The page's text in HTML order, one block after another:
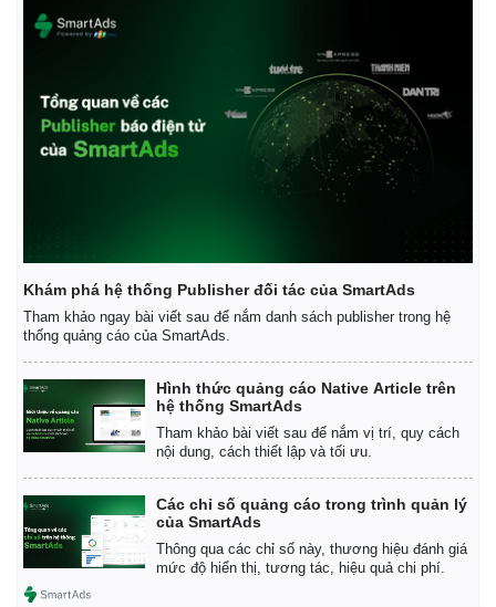
Bất động sản
Khởi nghiệp
Giá vàng
Tiêu dùng
Giá cà phê
Khám phá hệ thống Publisher đối tác của SmartAds
Tham khảo ngay bài viết sau để nắm danh sách publisher trong hệ
thống quảng cáo của SmartAds.
Hình thức quảng cáo Native Article trên
hệ thống SmartAds
Tham khảo bài viết sau để nắm vị trí, quy cách
nội dung, cách thiết lập và tối ưu.
Các chỉ số quảng cáo trong trình quản lý
của SmartAds
Thông qua các chỉ số này, thương hiệu đánh giá
mức độ hiển thị, tương tác, hiệu quả chi phí.